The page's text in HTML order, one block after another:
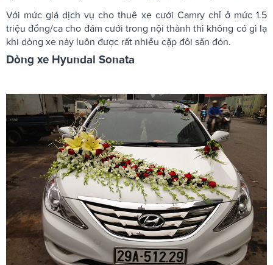
Với mức giá dịch vụ cho thuê xe cưới Camry chỉ ở mức 1.5
triệu đồng/ca cho đám cưới trong nội thành thì không có gì lạ
khi dòng xe này luôn được rất nhiều cặp đôi săn đón.
Dòng xe Hyundai Sonata